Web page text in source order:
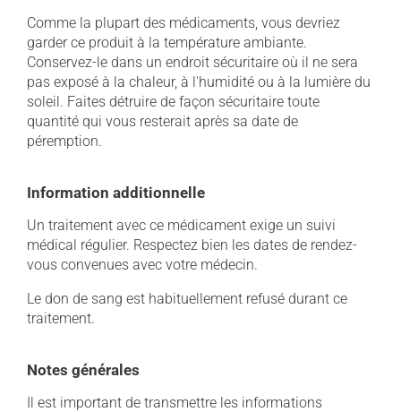
Comme la plupart des médicaments, vous devriez
garder ce produit à la température ambiante.
Conservez-le dans un endroit sécuritaire où il ne sera
pas exposé à la chaleur, à l'humidité ou à la lumière du
soleil. Faites détruire de façon sécuritaire toute
quantité qui vous resterait après sa date de
péremption.
Information additionnelle
Un traitement avec ce médicament exige un suivi
médical régulier. Respectez bien les dates de rendez-
vous convenues avec votre médecin.
Le don de sang est habituellement refusé durant ce
traitement.
Notes générales
Il est important de transmettre les informations